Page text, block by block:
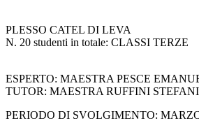
PLESSO CATEL DI LEVA
N. 20 studenti in totale: CLASSI TERZE
ESPERTO: MAESTRA PESCE
TUTOR: MAESTRA RUFFINI
PERIODO DI SVOLGIMENTO: